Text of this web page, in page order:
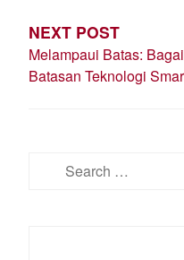
NEXT POST
Melampaui Batas:
Batasan Teknologi